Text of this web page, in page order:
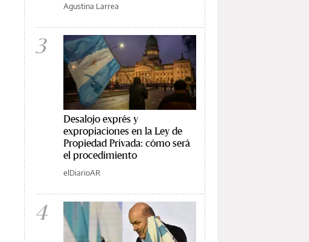
Agustina Larrea
3
Desalojo exprés y
expropiaciones en la Ley de
Propiedad Privada: cómo será
el procedimiento
elDiarioAR
4